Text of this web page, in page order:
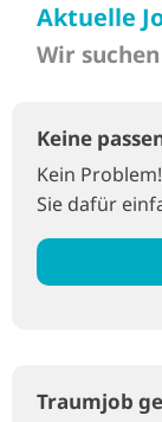
Aktuelle
Wir
Keine
Kein
Sie dafür
Traumjob